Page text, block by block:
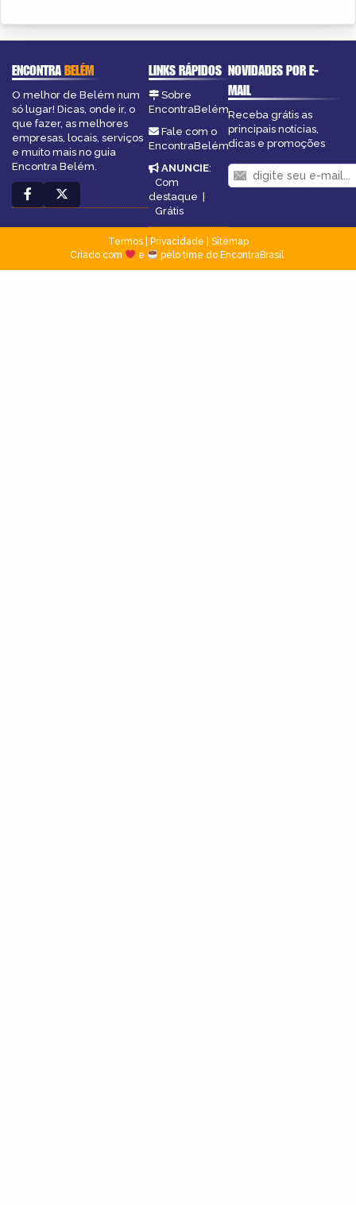
ENCONTRABELÉM
O melhor de Belém num
só lugar! Dicas, onde ir, o
que fazer, as melhores
empresas, locais, serviços
e muito mais no guia
Encontra Belém.
LINKS RÁPIDOS
Sobre
EncontraBelém
Fale com o
EncontraBelém
ANUNCIE:
Com
destaque
Grátis
NOVIDADES POR E-
MAIL
Receba grátis as
principais notícias,
dicas e promoções
Termos| Privacidade
Sitemap
Criado com
e pelo time do EncontraBrasil